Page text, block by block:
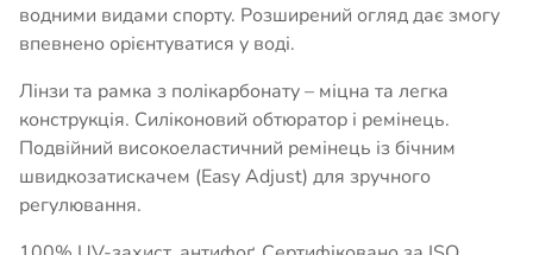
водними видами спорту. Розширений огляд дає змогу
впевнено орієнтуватися у воді.
Лінзи та рамка з полікарбонату – міцна та легка
конструкція. Силіконовий обтюратор і ремінець.
Подвійний високоеластичний ремінець із бічним
швидкозатискачем (Easy Adjust) для зручного
регулювання.